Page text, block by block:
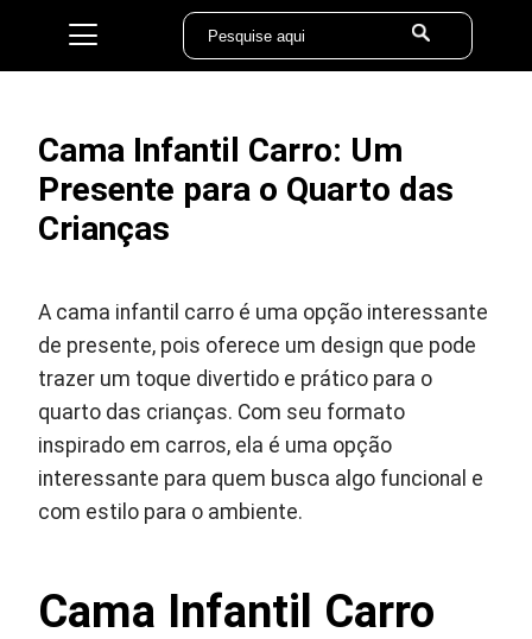
Cama Infantil Carro: Um
Presente para o Quarto das
Crianças
A cama infantil carro é uma opção interessante
de presente, pois oferece um design que pode
trazer um toque divertido e prático para o
quarto das crianças. Com seu formato
inspirado em carros, ela é uma opção
interessante para quem busca algo funcional e
com estilo para o ambiente.
Cama Infantil Carro